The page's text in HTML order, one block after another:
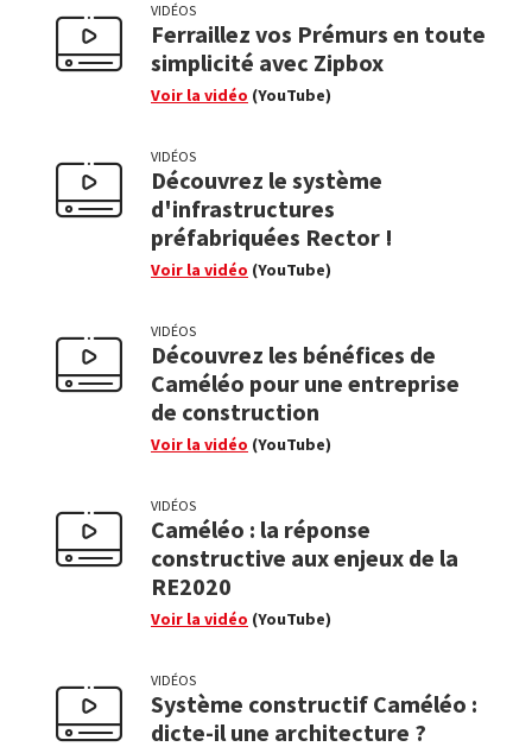
VIDÉOS
Ferraillez vos Prémurs en toute
simplicité avec Zipbox
Voir la vidéo (YouTube)
VIDÉOS
Découvrez le système
d'infrastructures
préfabriquées Rector !
Voir la vidéo (YouTube)
VIDÉOS
Découvrez les bénéfices de
Caméléo pour une entreprise
de construction
Voir la vidéo (YouTube)
VIDÉOS
Caméléo : la réponse
constructive aux enjeux de la
RE2020
Voir la vidéo (YouTube)
VIDÉOS
Système constructif Caméléo :
dicte-il une architecture ?